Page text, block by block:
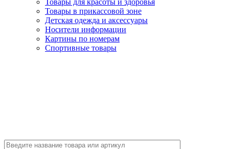
Товары для красоты и здоровья
Товары в прикассовой зоне
Детская одежда и аксессуары
Носители информации
Картины по номерам
Спортивные товары